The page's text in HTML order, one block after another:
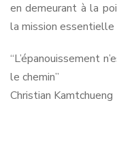
en demeurant à la
la mission essentielle
“L’épanouissement
le chemin”
Christian Kamtchueng